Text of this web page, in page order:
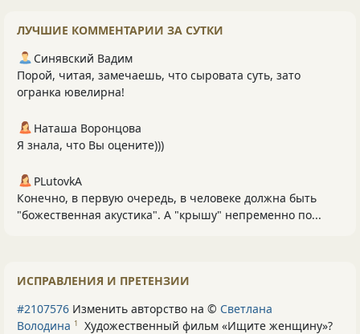
ЛУЧШИЕ КОММЕНТАРИИ ЗА СУТКИ
Синявский Вадим
Порой, читая, замечаешь, что сыровата суть, зато
огранка ювелирна!
Наташа Воронцова
Я знала, что Вы оцените)))
PLutоvkА
Конечно, в первую очередь, в человеке должна быть
"божественная акустика". А "крышу" непременно по...
ИСПРАВЛЕНИЯ И ПРЕТЕНЗИИ
#2107576 Изменить авторство на © Светлана
Володина 1 Художественный фильм «Ищите женщину»?